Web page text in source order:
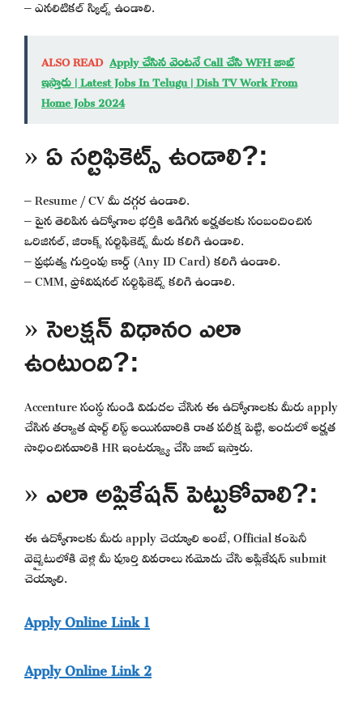
ALSO READ Apply చేసిన వెంటనే Call చేసి WFH జాబ్
ఇస్తారు | Latest Jobs In Telugu | Dish TV Work From
Home Jobs 2024
» ఏ సర్టిఫికెట్స్ ఉండాలి?:
– Resume / CV మీ దగ్గర ఉండాలి.
– పైన తెలిపిన ఉద్యోగాల భర్తీకి అడిగిన అర్హతలకు సంబందించిన
ఒరిజినల్, జిరాక్స్ సర్టిఫికెట్స్ మీరు కలిగి ఉండాలి.
– ప్రభుత్వ గుర్తింపు కార్డ్ (Any ID Card) కలిగి ఉండాలి.
– CMM, ప్రోవిషనల్ సర్టిఫికెట్స్ కలిగి ఉండాలి.
» సెలక్షన్ విధానం ఎలా
ఉంటుంది?:
Accenture సంస్థ నుండి విడుదల చేసిన ఈ ఉద్యోగాలకు మీరు apply
చేసిన తర్వాత షార్ట్ లిస్ట్ అయినవారికి రాత పరీక్ష పెట్టి, అందులో అర్హత
సాధించినవారికి HR ఇంటర్వ్యూ చేసి జాబ్ ఇస్తారు.
» ఎలా అప్లికేషన్ పెట్టుకోవాలి?:
ఈ ఉద్యోగాలకు మీరు apply చెయ్యాలి అంటే, Official కంపెనీ
వెబ్సైటులోకి వెళ్లి మీ పూర్తి వివరాలు నమోదు చేసి అప్లికేషన్ submit
చెయ్యాలి.
Apply Online Link 1
Apply Online Link 2